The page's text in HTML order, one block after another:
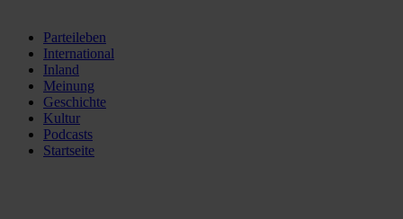
Parteileben
International
Inland
Meinung
Geschichte
Kultur
Podcasts
Startseite